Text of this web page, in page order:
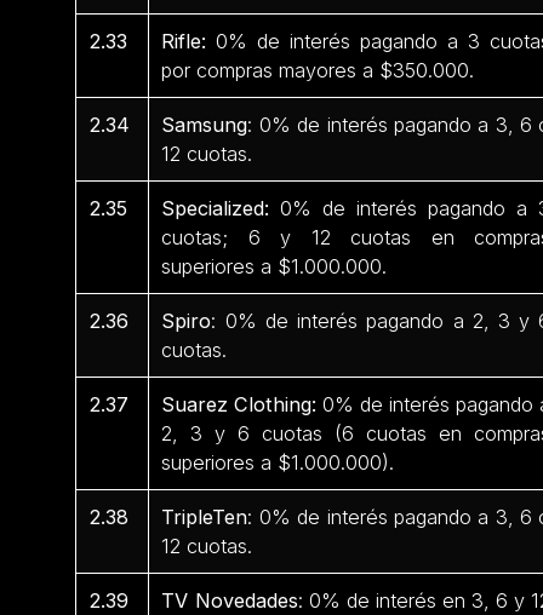
2.33 Rifle:0% de interés pagando a 3
por compras mayores a $350.000.
2.34 Samsung: 0% de interés pagando a 3, 6
12 cuotas.
2.35 Specialized: 0% de interés pagando a
cuotas; 6 y 12 cuotas en
superiores a $1.000.000.
2.36 Spiro: 0% de interés pagando a 2, 3 y
cuotas.
2.37 Suarez Clothing: 0% de interés pagando
2, 3 y 6 cuotas (6 cuotas en
superiores a $1.000.000).
2.38 TripleTen: 0% de interés pagando a 3, 6
12 cuotas.
2.39 TV Novedades: 0% de interés en 3, 6 y